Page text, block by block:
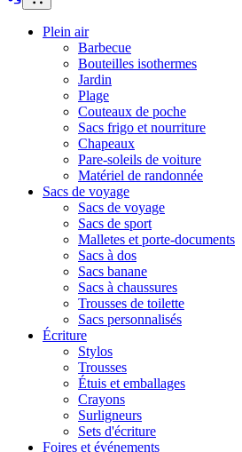
Plein air
Barbecue
Bouteilles isothermes
Jardin
Plage
Couteaux de poche
Sacs frigo et nourriture
Chapeaux
Pare-soleils de voiture
Matériel de randonnée
Sacs de voyage
Sacs de voyage
Sacs de sport
Malletes et porte-documents
Sacs à dos
Sacs banane
Sacs à chaussures
Trousses de toilette
Sacs personnalisés
Écriture
Stylos
Trousses
Étuis et emballages
Crayons
Surligneurs
Sets d'écriture
Foires et événements